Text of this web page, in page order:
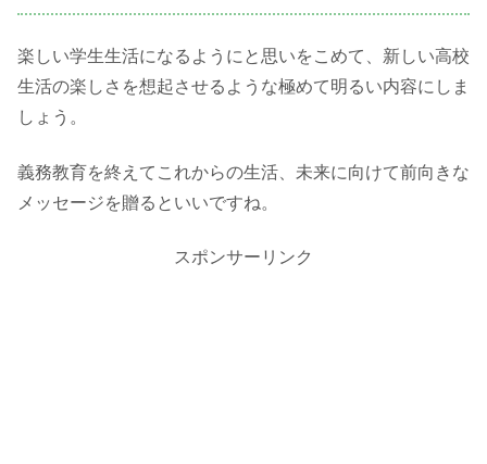
楽しい学生生活になるようにと思いをこめて、新しい高校
生活の楽しさを想起させるような極めて明るい内容にしま
しょう。
義務教育を終えてこれからの生活、未来に向けて前向きな
メッセージを贈るといいですね。
スポンサーリンク